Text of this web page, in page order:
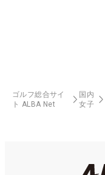
ゴルフ総合サイ
ト ALBA Net
国内
女子